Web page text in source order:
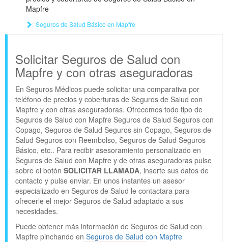
Mapfre
Seguros de Salud Básico en Mapfre
Solicitar Seguros de Salud con
Mapfre y con otras aseguradoras
En Seguros Médicos puede solicitar una comparativa por
teléfono de precios y coberturas de Seguros de Salud con
Mapfre y con otras aseguradoras. Ofrecemos todo tipo de
Seguros de Salud con Mapfre Seguros de Salud Seguros con
Copago, Seguros de Salud Seguros sin Copago, Seguros de
Salud Seguros con Reembolso, Seguros de Salud Seguros
Básico, etc.. Para recibir asesoramiento personalizado en
Seguros de Salud con Mapfre y de otras aseguradoras pulse
sobre el botón SOLICITAR LLAMADA, inserte sus datos de
contacto y pulse enviar. En unos instantes un asesor
especializado en Seguros de Salud le contactara para
ofrecerle el mejor Seguros de Salud adaptado a sus
necesidades.
Puede obtener más información de Seguros de Salud con
Mapfre pinchando en Seguros de Salud con Mapfre